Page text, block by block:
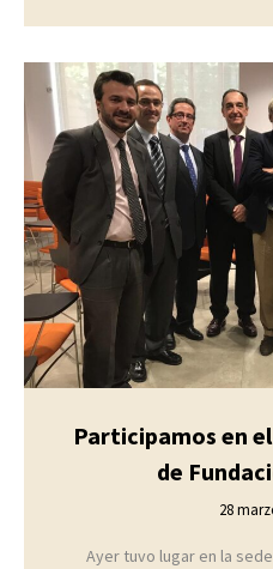
Participamos en
de
28
Ayer tuvo lugar en la